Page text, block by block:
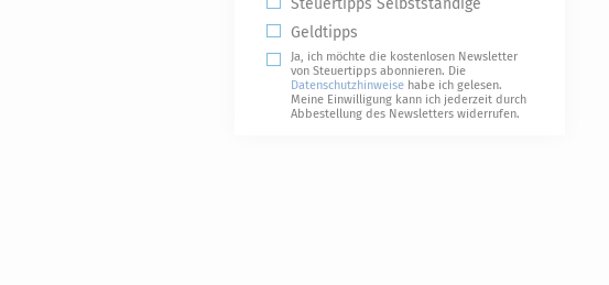
Geldtipps
Ja, ich möchte die kostenlosen Newsletter
von Steuertipps abonnieren. Die
Datenschutzhinweise habe ich gelesen.
Meine Einwilligung kann ich jederzeit durch
Abbestellung des Newsletters widerrufen.